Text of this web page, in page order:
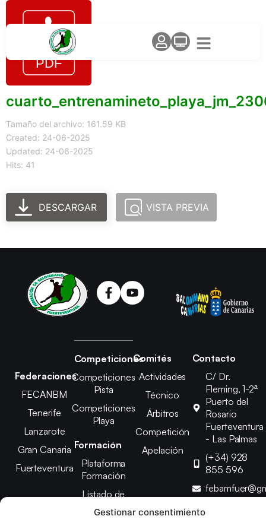
Gestionar consentimiento
Tamaño del archivo: 161.59 KB
Created: 24-06-2025
Updated: 24-06-2025
Hits: 41
DESCARGAR VISTA PREVIA
Federaciones
FECANBM
Tenerife
Lanzarote
Gran Canaria
Fuerteventura
Competiciones
Competiciones
Pista
Competiciones
Playa
Formación
Plataforma
Formación
Listado de
Cursos
Comités
Actividades
Técnico
Árbitros
Competición
Apelación
Contacto
C/ Dr.
Fleming, 1-2ª
Puerto del
Rosario
Fuerteventura
- Las Palmas
(+34) 928
855 596